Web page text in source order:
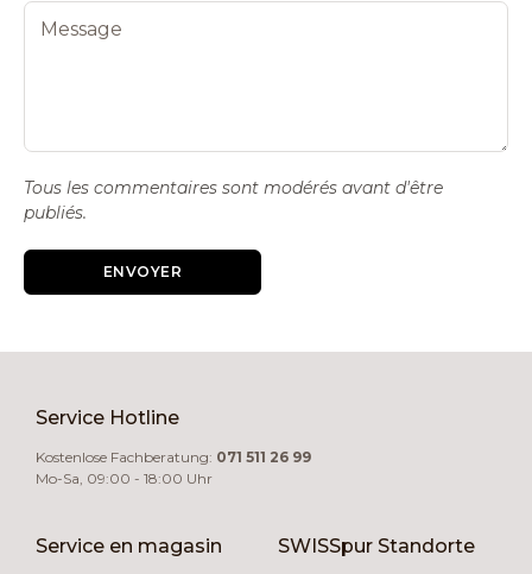
Tous les commentaires sont modérés avant d'être
publiés.
ENVOYER
Service Hotline
Kostenlose Fachberatung: 071 511 26 99
Mo-Sa, 09:00 - 18:00 Uhr
Service en magasin SWISSpur Standorte